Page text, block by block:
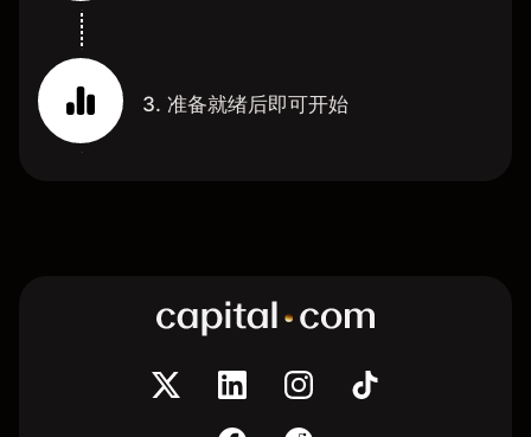
3. 准备就绪后即可开始